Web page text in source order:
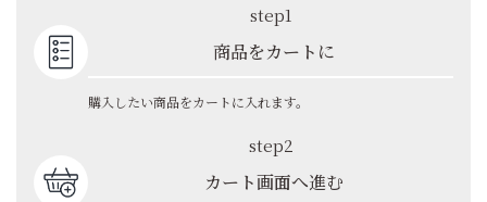
step1
商品をカートに
購入したい商品をカートに入れます。
step2
カート画面へ進む